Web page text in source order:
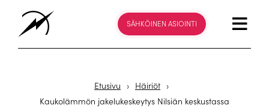
SÄHKÖINEN ASIOINTI
Etusivu › Häiriöt ›
Kaukolämmön jakelukeskeytys Nilsiän keskustassa